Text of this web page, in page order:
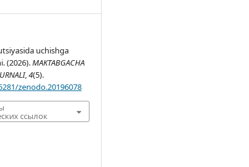
uchishga
(2026).MAKTABGACHA
,4(5).
zenodo.20196078
ссылок